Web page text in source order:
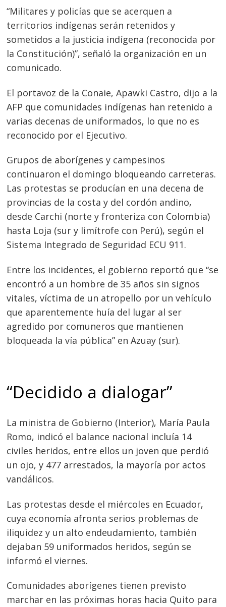
“Militares y policías que se acerquen a
territorios indígenas serán retenidos y
sometidos a la justicia indígena (reconocida por
la Constitución)”, señaló la organización en un
comunicado.
El portavoz de la Conaie, Apawki Castro, dijo a la
AFP que comunidades indígenas han retenido a
varias decenas de uniformados, lo que no es
reconocido por el Ejecutivo.
Grupos de aborígenes y campesinos
continuaron el domingo bloqueando carreteras.
Las protestas se producían en una decena de
provincias de la costa y del cordón andino,
desde Carchi (norte y fronteriza con Colombia)
hasta Loja (sur y limítrofe con Perú), según el
Sistema Integrado de Seguridad ECU 911.
Entre los incidentes, el gobierno reportó que “se
encontró a un hombre de 35 años sin signos
vitales, víctima de un atropello por un vehículo
que aparentemente huía del lugar al ser
agredido por comuneros que mantienen
bloqueada la vía pública” en Azuay (sur).
“Decidido a dialogar”
La ministra de Gobierno (Interior), María Paula
Romo, indicó el balance nacional incluía 14
civiles heridos, entre ellos un joven que perdió
un ojo, y 477 arrestados, la mayoría por actos
vandálicos.
Las protestas desde el miércoles en Ecuador,
cuya economía afronta serios problemas de
iliquidez y un alto endeudamiento, también
dejaban 59 uniformados heridos, según se
informó el viernes.
Comunidades aborígenes tienen previsto
marchar en las próximas horas hacia Quito para
Navegación
de
entradas